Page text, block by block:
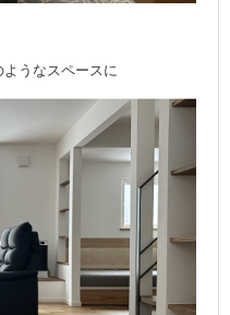
うなスペースに